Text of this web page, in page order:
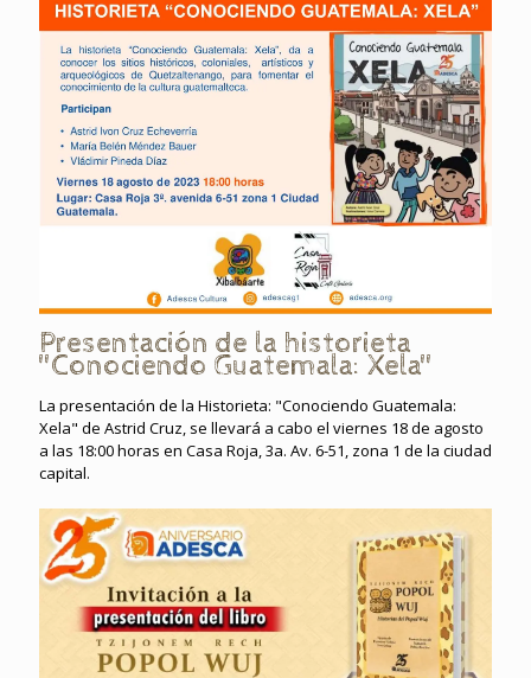
Presentación de la historieta
"Conociendo Guatemala: Xela"
La presentación de la Historieta: "Conociendo Guatemala:
Xela" de Astrid Cruz, se llevará a cabo el viernes 18 de agosto
a las 18:00 horas en Casa Roja, 3a. Av. 6-51, zona 1 de la ciudad
capital.